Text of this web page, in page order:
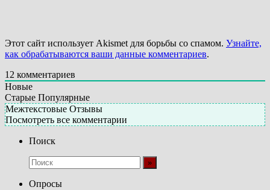
Этот сайт использует Akismet для борьбы со спамом. Узнайте,
как обрабатываются ваши данные комментариев.
12 комментариев
Новые
Старые Популярные
Межтекстовые Отзывы
Посмотреть все комментарии
Поиск
Опросы